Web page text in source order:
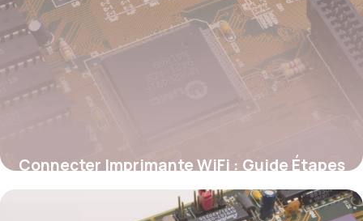
Connecter Imprimante WiFi : Guide Étapes
28 mai 2026